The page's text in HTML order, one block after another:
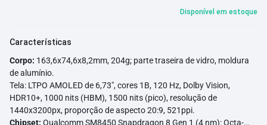
Disponível em estoque
Características
Corpo: 163,6x74,6x8,2mm, 204g; parte traseira de vidro, moldura
de alumínio.
Tela: LTPO AMOLED de 6,73", cores 1B, 120 Hz, Dolby Vision,
HDR10+, 1000 nits (HBM), 1500 nits (pico), resolução de
1440x3200px, proporção de aspecto 20:9, 521ppi.
Chipset: Qualcomm SM8450 Snapdragon 8 Gen 1 (4 nm): Octa-